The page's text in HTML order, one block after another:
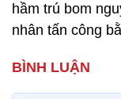
hầm trú bom
nhân tấn công